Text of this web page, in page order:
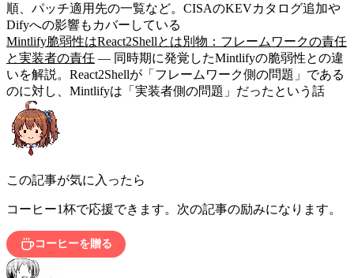
順、パッチ適用先の一覧など。CISAのKEVカタログ追加や
Difyへの影響もカバーしている
Mintlify脆弱性はReact2Shellとは別物：フレームワークの責任
と実装者の責任 — 同時期に発覚したMintlifyの脆弱性との違
いを解説。React2Shellが「フレームワーク側の問題」である
のに対し、Mintlifyは「実装者側の問題」だったという話
この記事が気に入ったら
コーヒー1杯で応援できます。次の記事の励みになります。
コーヒーを贈る